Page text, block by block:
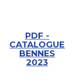
PDF -
CATALOGUE
BENNES
2023